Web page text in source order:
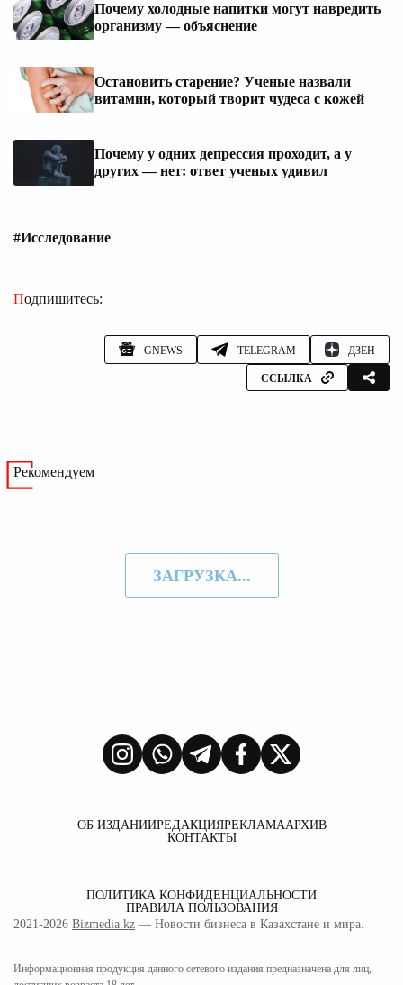
Почему холодные напитки могут навредить
организму — объяснение
Остановить старение? Ученые назвали
витамин, который творит чудеса с кожей
Почему у одних депрессия проходит, а у
других — нет: ответ ученых удивил
#Исследование
Подпишитесь:
GNEWS TELEGRAM ДЗЕН
ССЫЛКА
Рекомендуем
ЗАГРУЗКА...
ОБ ИЗДАНИИРЕДАКЦИЯРЕКЛАМААРХИВ
КОНТАКТЫ
ПОЛИТИКА КОНФИДЕНЦИАЛЬНОСТИ
ПРАВИЛА ПОЛЬЗОВАНИЯ
2021-2026 Bizmedia.kz — Новости бизнеса в Казахстане и мира.
Информационная продукция данного сетевого издания предназначена для лиц,